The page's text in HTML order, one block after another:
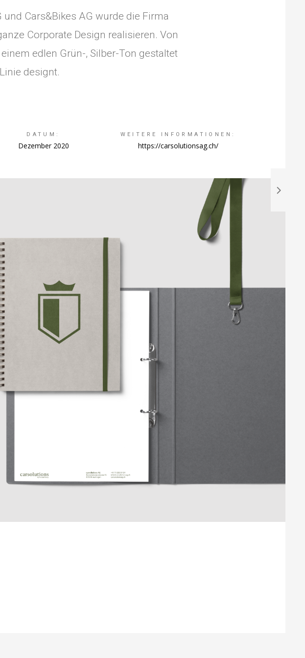
Cars&Bikes AG wurde die Firma
Corporate Design realisieren. Von
edlen Grün-, Silber-Ton gestaltet
designt.
DATUM:
Dezember 2020
WEITERE INFORMATIONEN:
https://carsolutionsag.ch/